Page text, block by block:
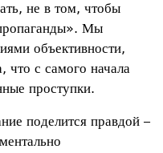
не в том, чтобы
Мы
объективности,
что с самого начала
проступки.
поделится правдой –